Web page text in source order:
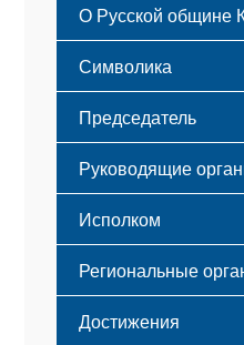
О Русской общине
Этапы
Принципы
Структура
Мероприятия
Символика
Флаг
Герб
Гимн
Председатель
Руководящие
Исполком
Региональные
Достижения